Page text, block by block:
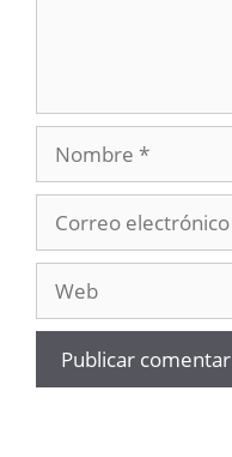
Nombre
electrónico